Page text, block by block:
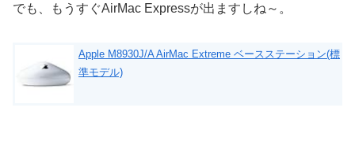
でも、もうすぐAirMac Expressが出ますしね～。
Apple M8930J/A AirMac Extreme ベースステーション(標
準モデル)